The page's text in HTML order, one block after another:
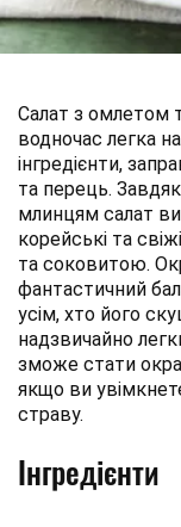
Салат з омлетом
водночас легка
інгредієнти,
та перець.
млинцям салат
корейські та
та соковитою.
фантастичний
усім, хто його
надзвичайно
зможе стати
якщо ви
страву.
Інгредієнти